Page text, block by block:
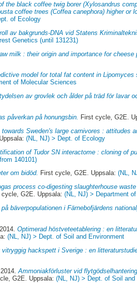
the black coffee twig borer (Xylosandrus
coffee trees (Coffea canephora) higher or
of Ecology
av bakgrunds-DNA vid Statens
Genetics (until 131231)
milk : their origin and importance for cheese
model for total fat content in
of Molecular Sciences
av grovlek och ålder på träd för lavar
påverkan på honungsbin. First cycle, G2E.
Sweden's large carnivores : attitudes
(NL, NJ) > Dept. of Ecology
of Tudor SN interactome : cloning of
140101)
om bidöd. First cycle, G2E. Uppsala:(NL,
process co-digesting slaughterhouse
cycle, G2E. Uppsala:(NL, NJ) > Department
bäverpopulationen i Färnebofjärdens
2014.Optimerad höstveteetablering : en
(NL, NJ) > Dept. of Soil and Environment
hackspett i Sverige : en
Ammoniakförluster vid
G2E. Uppsala:(NL, NJ) > Dept. of Soil and